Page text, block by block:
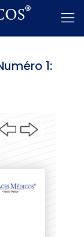
1: